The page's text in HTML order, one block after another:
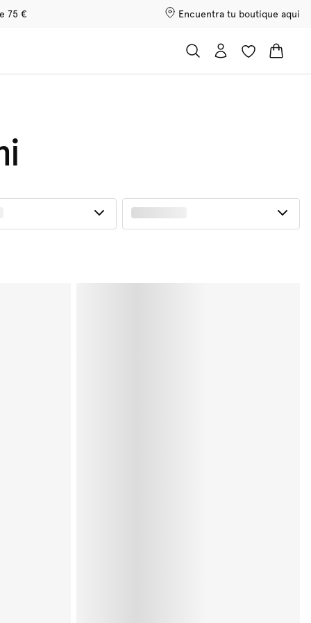
75 € Encuentra tu boutique aqui